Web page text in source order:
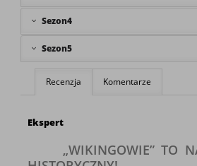
Sezon4
Sezon5
Recenzja Komentarze
Ekspert
„WIKINGOWIE” TO